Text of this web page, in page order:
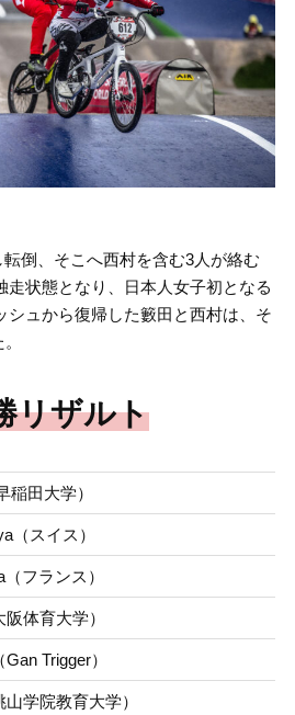
倒、そこへ西村を含む3人が絡む
走状態となり、日本人女子初となる
シュから復帰した籔田と西村は、そ
リザルト
稲田大学）
（スイス）
フランス）
体育大学）
Trigger）
学院教育大学）